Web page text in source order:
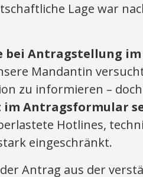
Lage war
bei Antragstellung
Mandantin
zu informieren –
im Antragsformular
Hotlines,
eingeschränkt.
Antrag aus der